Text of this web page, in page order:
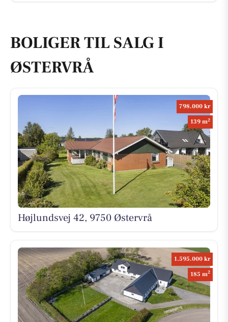
BOLIGER TIL SALG I
ØSTERVRÅ
798.000 kr
139 m2
Højlundsvej 42, 9750 Østervrå
1.595.000 kr
185 m2